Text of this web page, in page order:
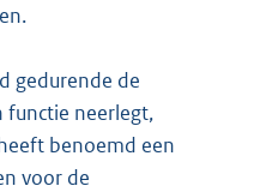
gedurende de
functie neerlegt,
benoemd een
voor de